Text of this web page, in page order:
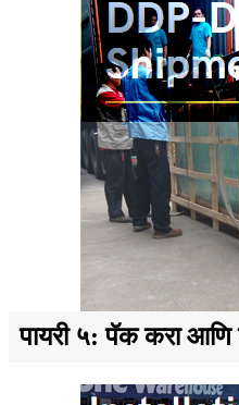
पायरी ५: पॅक करा आणि